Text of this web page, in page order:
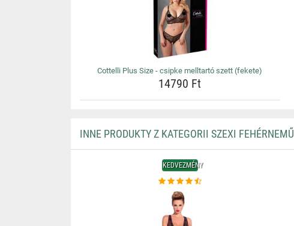
Cottelli Plus Size - csipke melltartó szett (fekete)
14790 Ft
INNE PRODUKTY Z KATEGORII SZEXI FEHÉRNEMŰ
KEDVEZMÉNY